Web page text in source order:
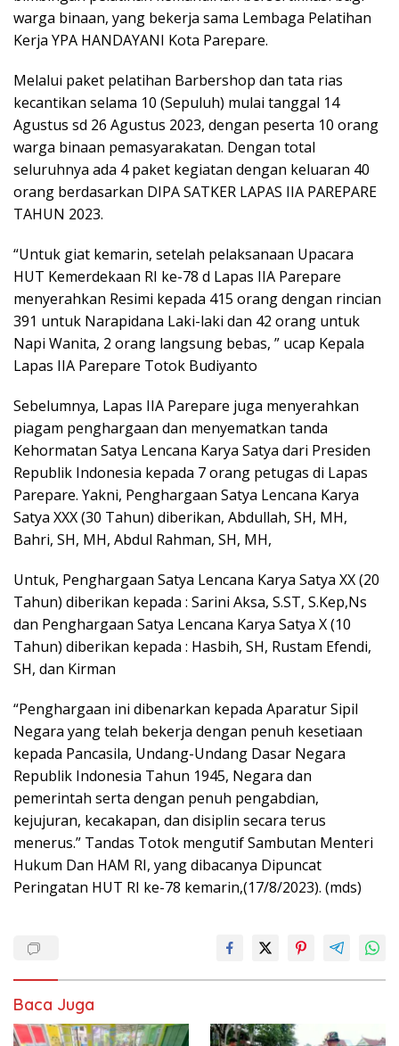
warga binaan, yang bekerja sama Lembaga Pelatihan
Kerja YPA HANDAYANI Kota Parepare.
Melalui paket pelatihan Barbershop dan tata rias
kecantikan selama 10 (Sepuluh) mulai tanggal 14
Agustus sd 26 Agustus 2023, dengan peserta 10 orang
warga binaan pemasyarakatan. Dengan total
seluruhnya ada 4 paket kegiatan dengan keluaran 40
orang berdasarkan DIPA SATKER LAPAS IIA PAREPARE
TAHUN 2023.
“Untuk giat kemarin, setelah pelaksanaan Upacara
HUT Kemerdekaan RI ke-78 d Lapas IIA Parepare
menyerahkan Resimi kepada 415 orang dengan rincian
391 untuk Narapidana Laki-laki dan 42 orang untuk
Napi Wanita, 2 orang langsung bebas, ” ucap Kepala
Lapas IIA Parepare Totok Budiyanto
Sebelumnya, Lapas IIA Parepare juga menyerahkan
piagam penghargaan dan menyematkan tanda
Kehormatan Satya Lencana Karya Satya dari Presiden
Republik Indonesia kepada 7 orang petugas di Lapas
Parepare. Yakni, Penghargaan Satya Lencana Karya
Satya XXX (30 Tahun) diberikan, Abdullah, SH, MH,
Bahri, SH, MH, Abdul Rahman, SH, MH,
Untuk, Penghargaan Satya Lencana Karya Satya XX (20
Tahun) diberikan kepada : Sarini Aksa, S.ST, S.Kep,Ns
dan Penghargaan Satya Lencana Karya Satya X (10
Tahun) diberikan kepada : Hasbih, SH, Rustam Efendi,
SH, dan Kirman
“Penghargaan ini dibenarkan kepada Aparatur Sipil
Negara yang telah bekerja dengan penuh kesetiaan
kepada Pancasila, Undang-Undang Dasar Negara
Republik Indonesia Tahun 1945, Negara dan
pemerintah serta dengan penuh pengabdian,
kejujuran, kecakapan, dan disiplin secara terus
menerus.” Tandas Totok mengutif Sambutan Menteri
Hukum Dan HAM RI, yang dibacanya Dipuncat
Peringatan HUT RI ke-78 kemarin,(17/8/2023). (mds)
Baca Juga